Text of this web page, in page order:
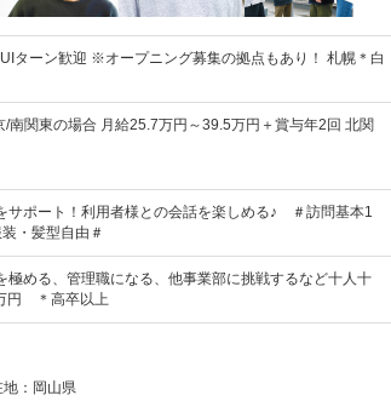
ターン歓迎 ※オープニング募集の拠点もあり！ 札幌＊白
南関東の場合 月給25.7万円～39.5万円＋賞与年2回 北関
サポート！利用者様との会話を楽しめる♪ ＃訪問基本1
・髪型自由＃
極める、管理職になる、他事業部に挑戦するなど十人十
円 ＊高卒以上
：岡山県